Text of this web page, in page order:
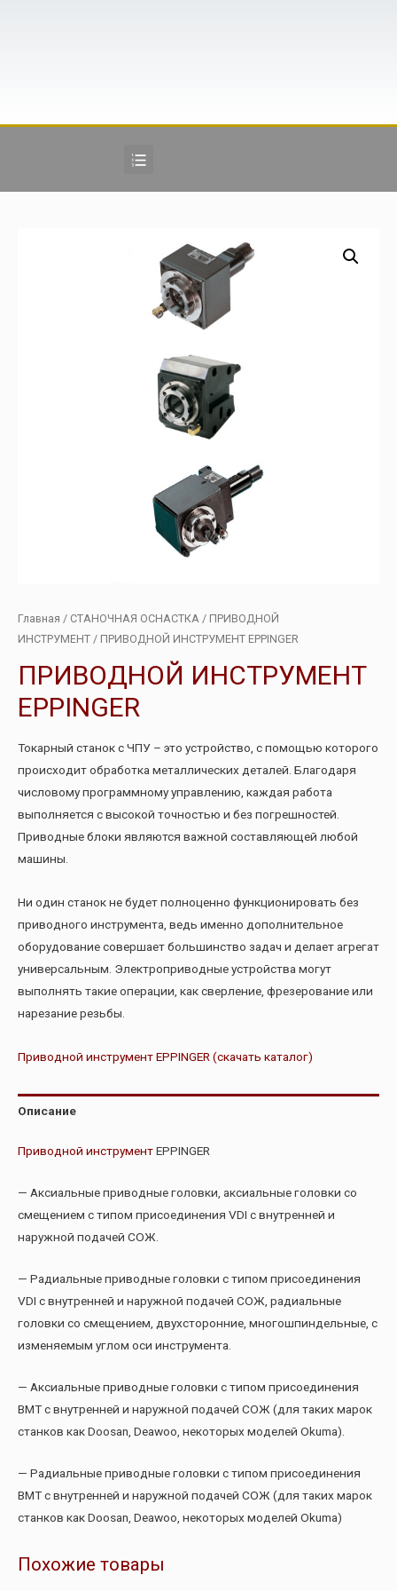
Главная / СТАНОЧНАЯ ОСНАСТКА / ПРИВОДНОЙ
ИНСТРУМЕНТ / ПРИВОДНОЙ ИНСТРУМЕНТ EPPINGER
ПРИВОДНОЙ ИНСТРУМЕНТ
EPPINGER
Токарный станок с ЧПУ – это устройство, с помощью которого
происходит обработка металлических деталей. Благодаря
числовому программному управлению, каждая работа
выполняется с высокой точностью и без погрешностей.
Приводные блоки являются важной составляющей любой
машины.
Ни один станок не будет полноценно функционировать без
приводного инструмента, ведь именно дополнительное
оборудование совершает большинство задач и делает агрегат
универсальным. Электроприводные устройства могут
выполнять такие операции, как сверление, фрезерование или
нарезание резьбы.
Приводной инструмент EPPINGER (скачать каталог)
Описание
Приводной инструментEPPINGER
— Аксиальные приводные головки, аксиальные головки со
смещением с типом присоединения VDI с внутренней и
наружной подачей СОЖ.
— Радиальные приводные головки с типом присоединения
VDI с внутренней и наружной подачей СОЖ, радиальные
головки со смещением, двухсторонние, многошпиндельные, с
изменяемым углом оси инструмента.
— Аксиальные приводные головки с типом присоединения
BMT с внутренней и наружной подачей СОЖ (для таких марок
станков как Doosan, Deawoo, некоторых моделей Okuma).
— Радиальные приводные головки с типом присоединения
BMT с внутренней и наружной подачей СОЖ (для таких марок
станков как Doosan, Deawoo, некоторых моделей Okuma)
Похожие товары